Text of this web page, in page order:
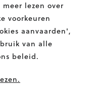
lezen over
voorkeuren
aanvaarden',
van alle
beleid.